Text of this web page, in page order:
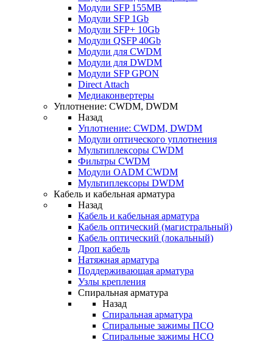
Модули SFP 155MB
Модули SFP 1Gb
Модули SFP+ 10Gb
Модули QSFP 40Gb
Модули для CWDM
Модули для DWDM
Модули SFP GPON
Direct Attach
Медиаконвертеры
Уплотнение: CWDM, DWDM
Назад
Уплотнение: CWDM, DWDM
Модули оптического уплотнения
Мультиплексоры CWDM
Фильтры CWDM
Модули OADM CWDM
Мультиплексоры DWDM
Кабель и кабельная арматура
Назад
Кабель и кабельная арматура
Кабель оптический (магистральный)
Кабель оптический (локальный)
Дроп кабель
Натяжная арматура
Поддерживающая арматура
Узлы крепления
Спиральная арматура
Назад
Спиральная арматура
Спиральные зажимы ПСО
Спиральные зажимы НСО